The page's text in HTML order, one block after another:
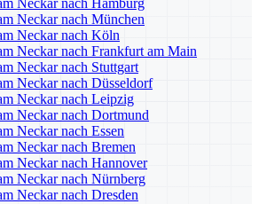
Neckar nach Hamburg
Neckar nach München
Neckar nach Köln
Neckar nach Frankfurt am Main
Neckar nach Stuttgart
Neckar nach Düsseldorf
Neckar nach Leipzig
Neckar nach Dortmund
Neckar nach Essen
Neckar nach Bremen
Neckar nach Hannover
Neckar nach Nürnberg
Neckar nach Dresden